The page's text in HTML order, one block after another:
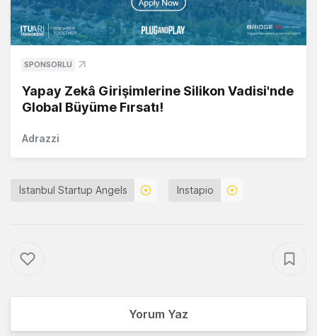
SPONSORLU
Yapay Zekâ Girişimlerine Silikon Vadisi'nde
Global Büyüme Fırsatı!
Adrazzi
İstanbul Startup Angels Instapio
Yorum Yaz